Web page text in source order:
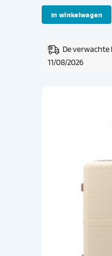
In winkelwagen
De verwachte
11/08/2026